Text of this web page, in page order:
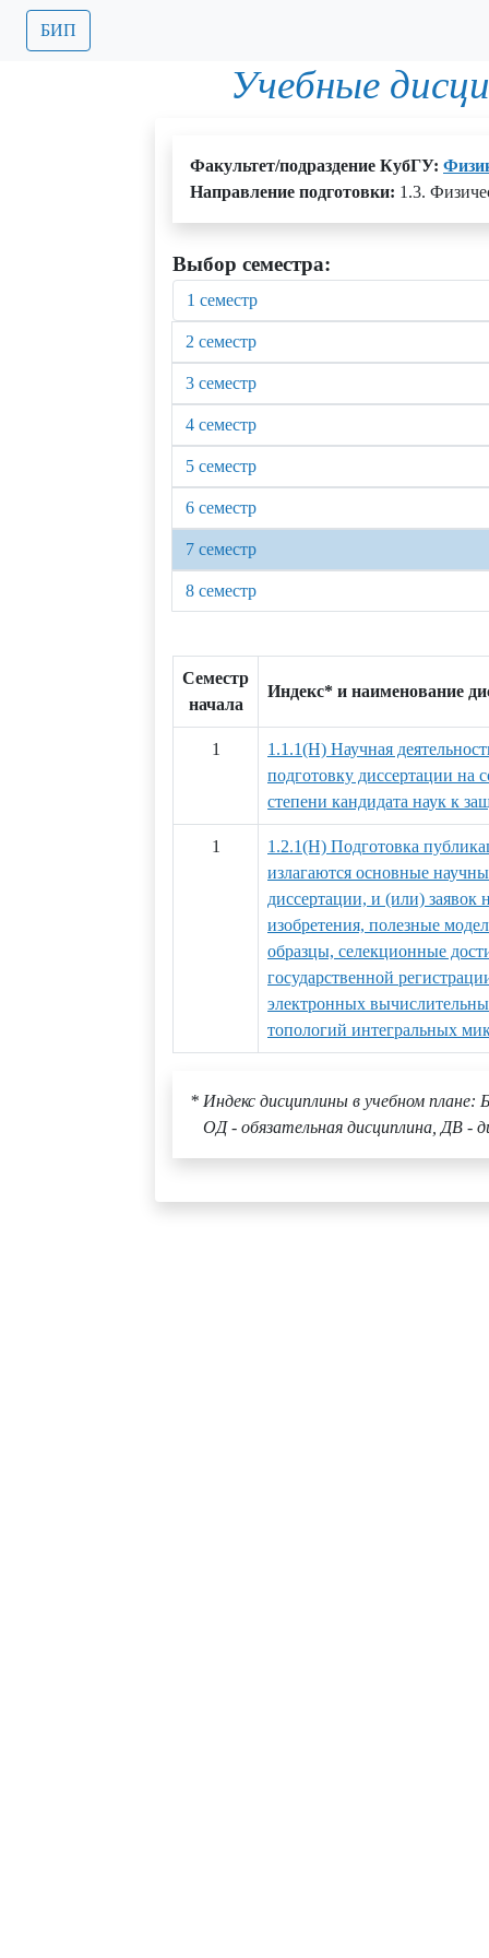
БИП
Учебные
Факультет/подраздение КубГУ:
Направление подготовки: 1.3.
Выбор семестра:
1 семестр
2 семестр
3 семестр
4 семестр
5 семестр
6 семестр
7 семестр
8 семестр
Семестр
начала
Индекс* и наименование
1
1.1.1(Н) Научная
подготовку диссертации на
степени кандидата наук к
1
1.2.1(Н) Подготовка
излагаются основные
диссертации, и (или) заявок
изобретения, полезные
образцы, селекционные
государственной
электронных
топологий интегральных
* Индекс дисциплины в учебном плане:
ОД - обязательная дисциплина, ДВ -